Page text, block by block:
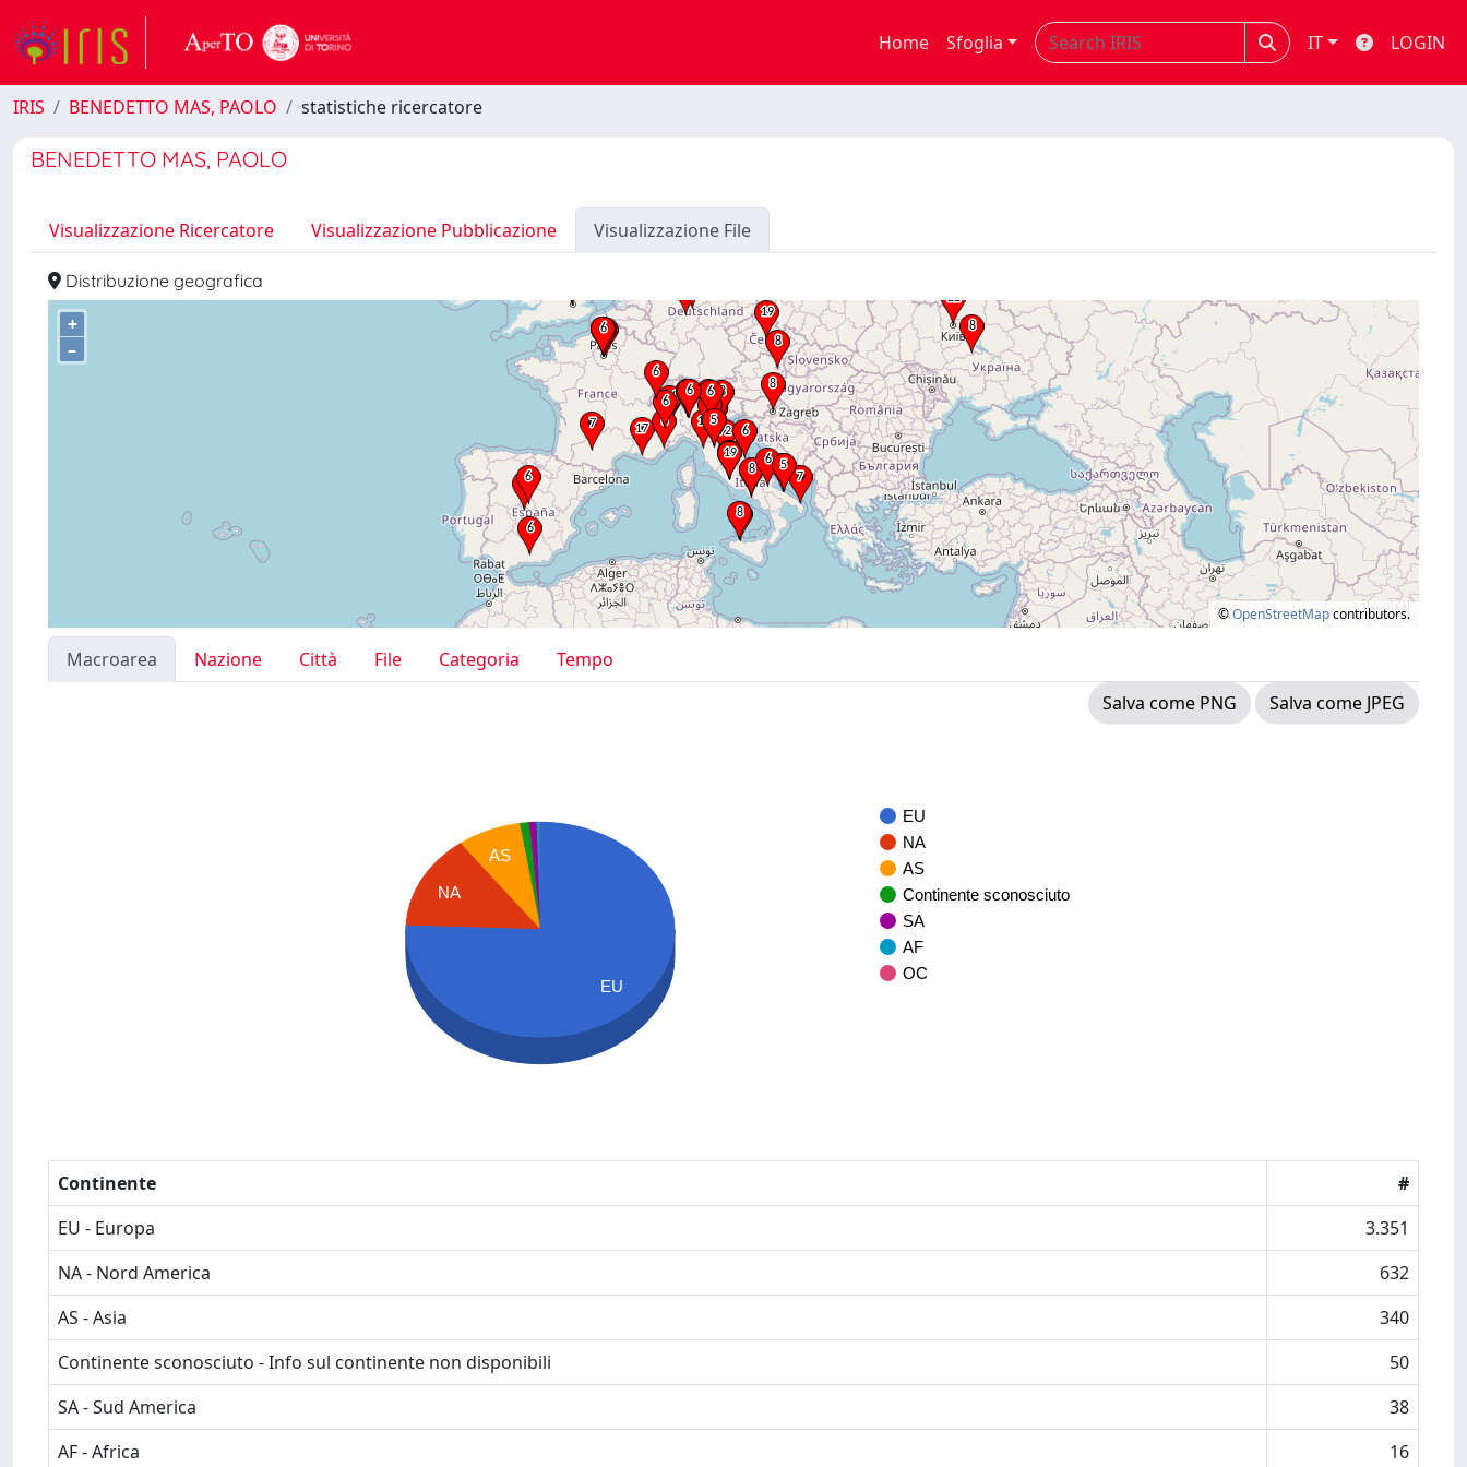
Home Sfoglia IT LOGIN
IRIS BENEDETTO MAS, PAOLO statistiche ricercatore
BENEDETTO MAS, PAOLO
Visualizzazione Ricercatore Visualizzazione Pubblicazione Visualizzazione File
Distribuzione geografica
+
–
©OpenStreetMapcontributors.
Macroarea Nazione Città File Categoria
Tempo
Salva come PNG
Salva come JPEG
EU
NA
AS
Continente sconosciuto
SA
AF
OC
AS
NA
EU
Continente
#
EU - Europa
3.351
NA - Nord America
632
AS - Asia
340
Continente sconosciuto - Info sul continente non disponibili
50
SA - Sud America
38
AF - Africa
16